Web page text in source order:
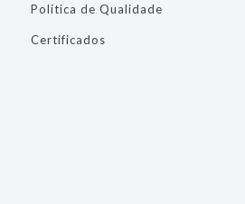
Política de Qualidade
Certificados